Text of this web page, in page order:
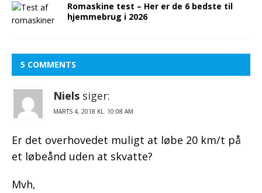
Romaskine test – Her er de 6 bedste til
hjemmebrug i 2026
5 COMMENTS
Niels siger:
KL.
Er det overhovedet muligt at løbe 20 km/t på
et løbeånd uden at skvatte?
Mvh,